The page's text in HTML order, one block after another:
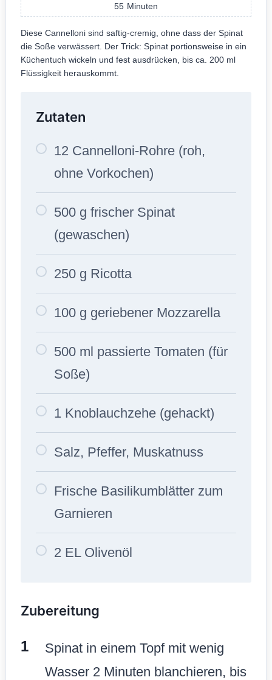
55 Minuten
Diese Cannelloni sind saftig-cremig, ohne dass der Spinat
die Soße verwässert. Der Trick: Spinat portionsweise in ein
Küchentuch wickeln und fest ausdrücken, bis ca. 200 ml
Flüssigkeit herauskommt.
Zutaten
12 Cannelloni-Rohre (roh,
ohne Vorkochen)
500 g frischer Spinat
(gewaschen)
250 g Ricotta
100 g geriebener Mozzarella
500 ml passierte Tomaten (für
Soße)
1 Knoblauchzehe (gehackt)
Salz, Pfeffer, Muskatnuss
Frische Basilikumblätter zum
Garnieren
2 EL Olivenöl
Zubereitung
Spinat in einem Topf mit wenig
Wasser 2 Minuten blanchieren, bis